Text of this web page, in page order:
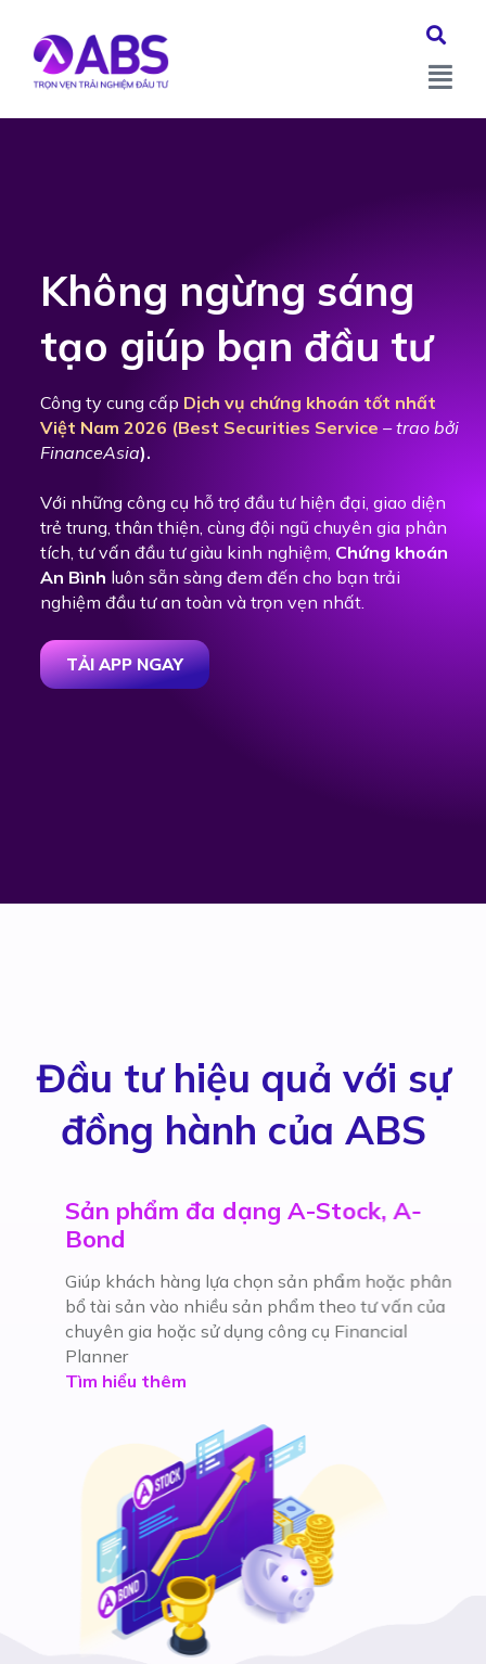
Không ngừng sáng
tạo giúp bạn đầu tư
Công ty cung cấp Dịch vụ chứng khoán tốt nhất
Việt Nam 2026 (Best Securities Service – trao bởi
FinanceAsia).
Với những công cụ hỗ trợ đầu tư hiện đại, giao diện
trẻ trung, thân thiện, cùng đội ngũ chuyên gia phân
tích, tư vấn đầu tư giàu kinh nghiệm, Chứng khoán
An Bình luôn sẵn sàng đem đến cho bạn trải
nghiệm đầu tư an toàn và trọn vẹn nhất.
TẢI APP NGAY
Đầu tư hiệu quả với sự
đồng hành của ABS
Giúp khách hàng lựa chọn sản phẩm hoặc phân
bổ tài sản vào nhiều sản phẩm theo tư vấn của
chuyên gia hoặc sử dụng công cụ Financial
Planner
Tìm hiểu thêm
Sản phẩm đa dạng A-Stock, A-
Bond